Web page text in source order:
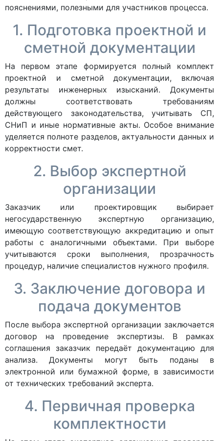
пояснениями, полезными для участников процесса.
1. Подготовка проектной и
сметной документации
На первом этапе формируется полный комплект
проектной и сметной документации, включая
результаты инженерных изысканий. Документы
должны соответствовать требованиям
действующего законодательства, учитывать СП,
СНиП и иные нормативные акты. Особое внимание
уделяется полноте разделов, актуальности данных и
корректности смет.
2. Выбор экспертной
организации
Заказчик или проектировщик выбирает
негосударственную экспертную организацию,
имеющую соответствующую аккредитацию и опыт
работы с аналогичными объектами. При выборе
учитываются сроки выполнения, прозрачность
процедур, наличие специалистов нужного профиля.
3. Заключение договора и
подача документов
После выбора экспертной организации заключается
договор на проведение экспертизы. В рамках
соглашения заказчик передаёт документацию для
анализа. Документы могут быть поданы в
электронной или бумажной форме, в зависимости
от технических требований эксперта.
4. Первичная проверка
комплектности